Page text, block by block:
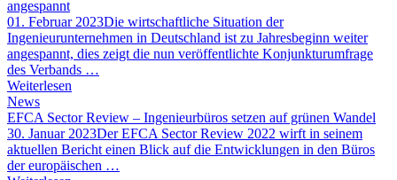
angespannt
01. Februar 2023Die wirtschaftliche Situation der
Ingenieurunternehmen in Deutschland ist zu Jahresbeginn weiter
angespannt, dies zeigt die nun veröffentlichte Konjunkturumfrage
des Verbands …
Weiterlesen
News
EFCA Sector Review – Ingenieurbüros setzen auf grünen Wandel
30. Januar 2023Der EFCA Sector Review 2022 wirft in seinem
aktuellen Bericht einen Blick auf die Entwicklungen in den Büros
der europäischen …